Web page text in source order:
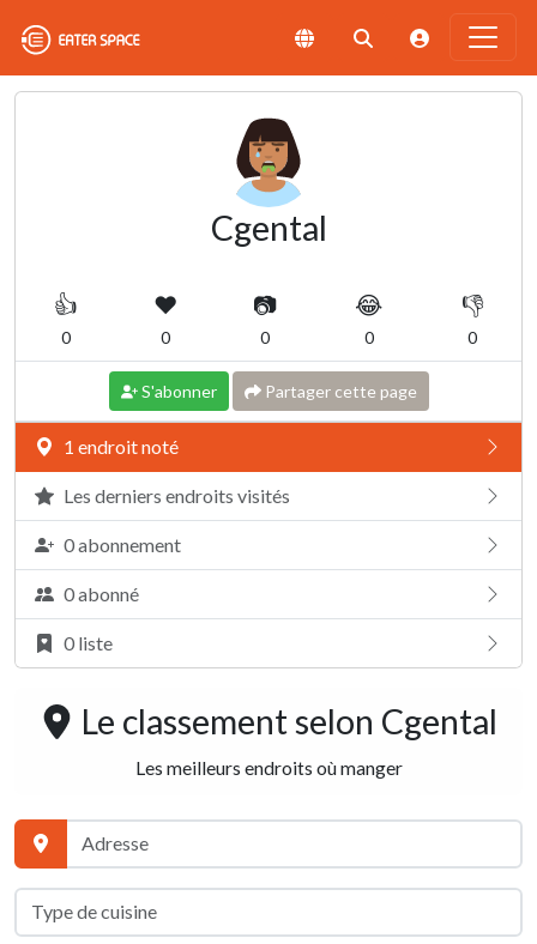
Cgental
👍
0
❤️
0
📷
0
😂
0
👎
0
S'abonner Partager cette page
1 endroit noté
Les derniers endroits visités
0 abonnement
0 abonné
0 liste
Le classement selon Cgental
Les meilleurs endroits où manger